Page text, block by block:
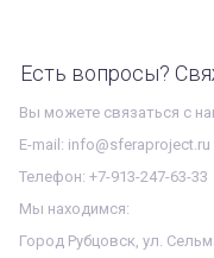
Есть вопросы?
Вы можете связаться с
E-mail: info@sferaproject.ru
Телефон: +7-913-247-63-33
Мы находимся:
Город Рубцовск, ул.